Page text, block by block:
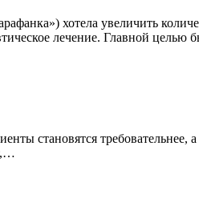
хотела увеличить
лечение. Главной целью
становятся